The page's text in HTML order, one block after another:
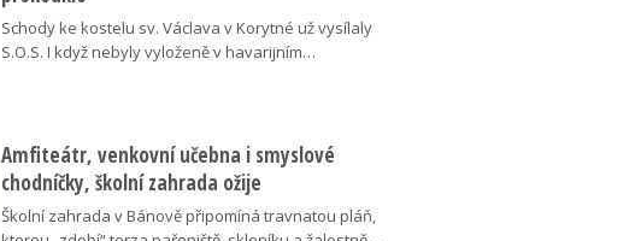
Schody ke kostelu sv. Václava v Korytné už vysílaly
S.O.S. I když nebyly vyloženě v havarijním…
Amfiteátr, venkovní učebna i smyslové
chodníčky, školní zahrada ožije
Školní zahrada v Bánově připomíná travnatou pláň,